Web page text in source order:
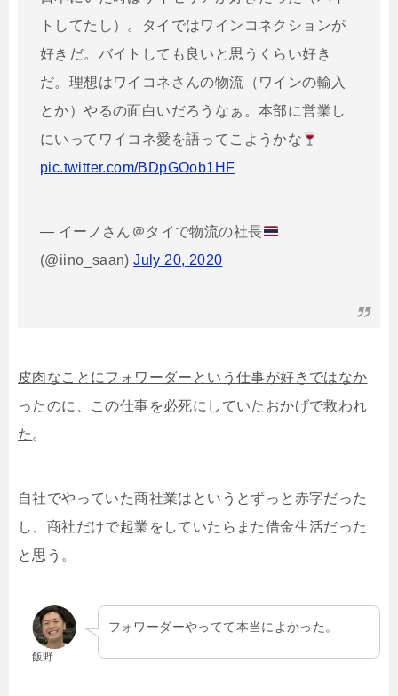
トしてたし）。タイではワインコネクションが
好きだ。バイトしても良いと思うくらい好き
だ。理想はワイコネさんの物流（ワインの輸入
とか）やるの面白いだろうなぁ。本部に営業し
にいってワイコネ愛を語ってこようかな
pic.twitter.com/BDpGOob1HF
— イーノさん＠タイで物流の社長
(@iino_saan)July 20, 2020
皮肉なことにフォワーダーという仕事が好きではなか
ったのに、この仕事を必死にしていたおかげで救われ
た 。
自社でやっていた商社業はというとずっと赤字だった
し、商社だけで起業をしていたらまた借金生活だった
と思う。
飯野
フォワーダーやってて本当によかった。